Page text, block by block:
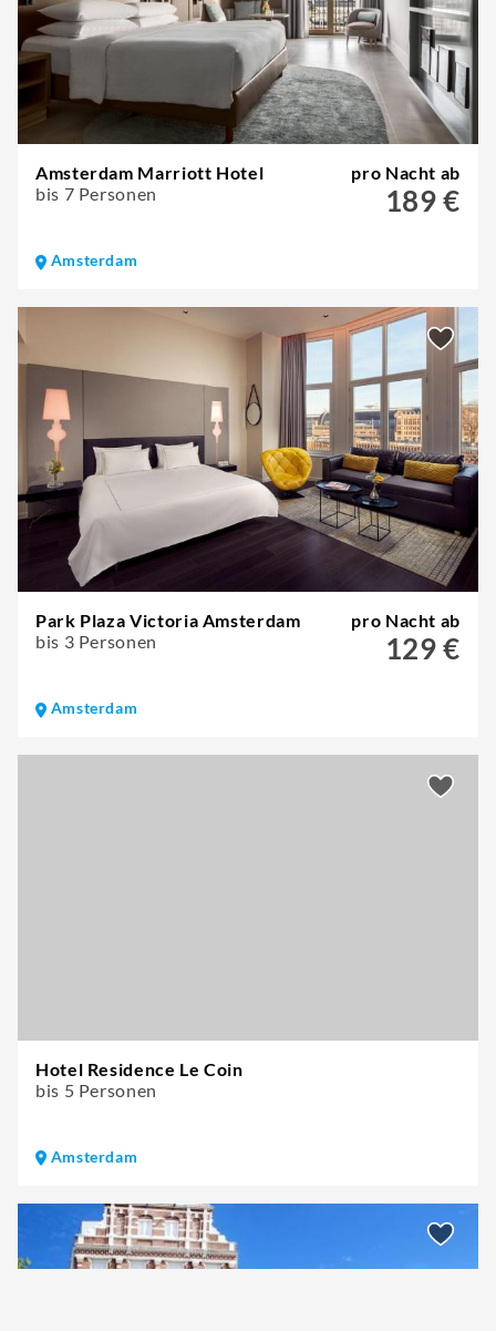
Amsterdam Marriott Hotel
bis 7 Personen
pro Nacht ab
189 €
Amsterdam
Park Plaza Victoria Amsterdam
bis 3 Personen
pro Nacht ab
129 €
Amsterdam
Hotel Residence Le Coin
bis 5 Personen
Amsterdam